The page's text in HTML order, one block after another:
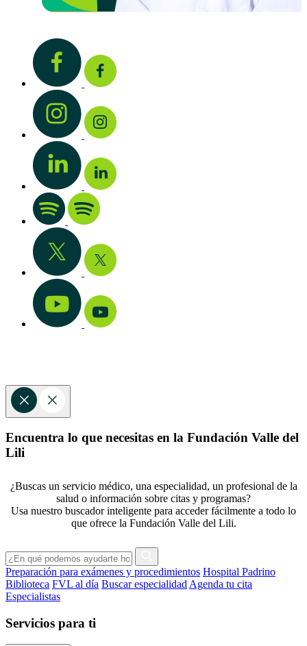
Encuentra lo que necesitas en la Fundación Valle del
Lili
¿Buscas un servicio médico, una especialidad, un profesional de la
salud o información sobre citas y programas?
Usa nuestro buscador inteligente para acceder fácilmente a todo lo
que ofrece la Fundación Valle del Lili.
Preparación para exámenes y procedimientos Hospital Padrino
Biblioteca FVL al día Buscar especialidad Agenda tu cita
Especialistas
Servicios para ti